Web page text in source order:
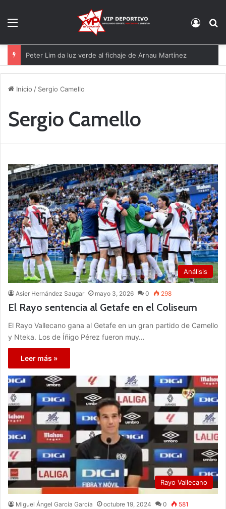
El Eldense mira a las canteras para reforzarse
Inicio / Sergio Camello
Sergio Camello
Análisis
Asier Hernández Saugar mayo 3, 2026 0 298
El Rayo sentencia al Getafe en el Coliseum
El Rayo Vallecano gana al Getafe en un gran partido de Camello
y Nteka. Los de Íñigo Pérez fueron muy…
Leer más »
Rayo Vallecano
Miguel Ángel García García octubre 19, 2024 0 581